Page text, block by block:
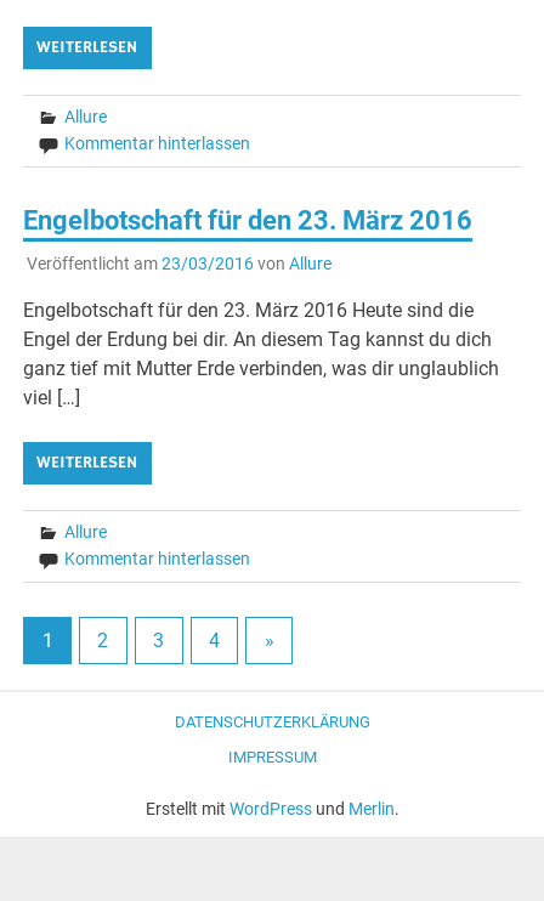
WEITERLESEN
Allure
Kommentar hinterlassen
Engelbotschaft für den 23. März 2016
Veröffentlicht am23/03/2016von Allure
Engelbotschaft für den 23. März 2016 Heute sind die
Engel der Erdung bei dir. An diesem Tag kannst du dich
ganz tief mit Mutter Erde verbinden, was dir unglaublich
viel […]
WEITERLESEN
Allure
Kommentar hinterlassen
1 2 3 4 »
DATENSCHUTZERKLÄRUNG
IMPRESSUM
Erstellt mit WordPressund Merlin.